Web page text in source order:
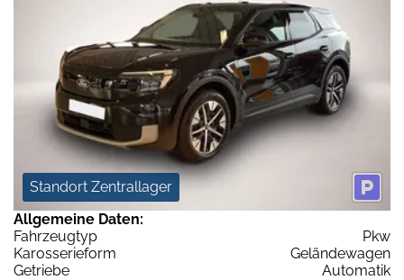
Standort Zentrallager
Allgemeine Daten:
Fahrzeugtyp
Pkw
Karosserieform
Geländewagen
Getriebe
Automatik